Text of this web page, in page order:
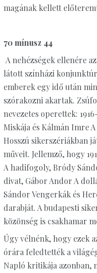
magának kellett
70 mínusz 44
A nehézségek ellenére
látott színházi
emberek egy idő után
szórakozni akartak.
nevezetes operettek:
Miskája és Kálmán Imre
Hosszú sikerszériákban
műveit. Jellemző, hogy
A hadifogoly, Bródy
divat, Gábor Andor A
Sándor Vengerkák és
darabját. A budapesti
közönség is csakhamar
Úgy vélnénk, hogy ezek
órára feledtették a
Napló kritikája azonban,